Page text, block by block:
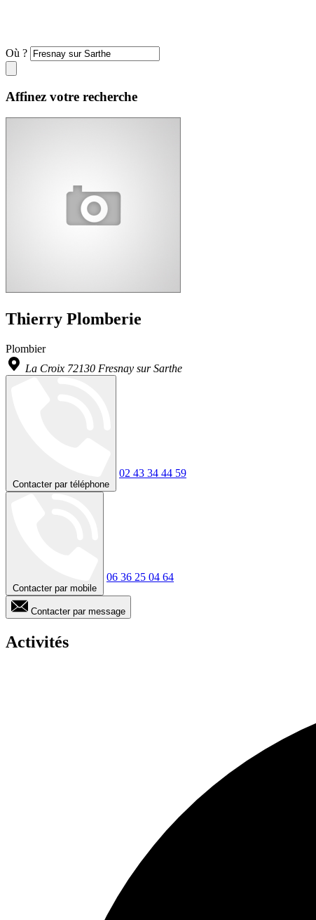
Où ?
Affinez votre recherche
Thierry Plomberie
Plombier
La Croix 72130 Fresnay sur Sarthe
Contacter par téléphone
02 43 34 44 59
Contacter par mobile
06 36 25 04 64
Contacter par message
Activités